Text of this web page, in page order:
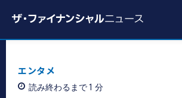
エンタメ
読み終わるまで 1 分